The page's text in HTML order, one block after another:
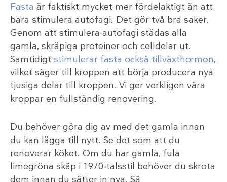
Fasta är faktiskt mycket mer fördelaktigt än att
bara stimulera autofagi. Det gör två bra saker.
Genom att stimulera autofagi städas alla
gamla, skräpiga proteiner och celldelar ut.
Samtidigt stimulerar fasta också tillväxthormon,
vilket säger till kroppen att börja producera nya
tjusiga delar till kroppen. Vi ger verkligen våra
kroppar en fullständig renovering.
Du behöver göra dig av med det gamla innan
du kan lägga till nytt. Se det som att du
renoverar köket. Om du har gamla, fula
limegröna skåp i 1970-talsstil behöver du skrota